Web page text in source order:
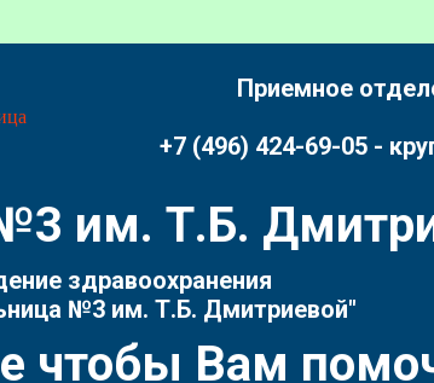
Приемное
+7 (496) 424-69-05 -
им. Т.Б.
здравоохранения
№3 им. Т.Б. Дмитриевой"
чтобы Вам